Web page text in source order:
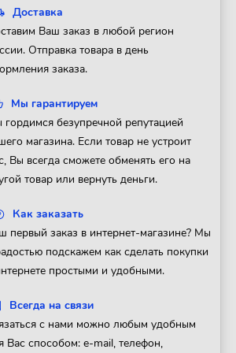
Доставка
Ваш заказ в любой регион
Отправка товара в день
заказа.
Мы гарантируем
безупречной репутацией
магазина. Если товар не устроит
Вы всегда сможете обменять его на
товар или вернуть деньги.
Как заказать
первый заказ в интернет-магазине? Мы
подскажем как сделать покупки
простыми и удобными.
Всегда на связи
с нами можно любым удобным
Вас способом: e-mail, телефон,